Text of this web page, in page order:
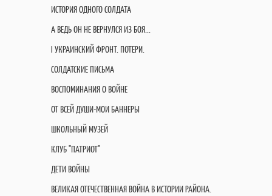
ИСТОРИЯ ОДНОГО СОЛДАТА
А ВЕДЬ ОН НЕ ВЕРНУЛСЯ ИЗ БОЯ...
I УКРАИНСКИЙ ФРОНТ. ПОТЕРИ.
СОЛДАТСКИЕ ПИСЬМА
ВОСПОМИНАНИЯ О ВОЙНЕ
ОТ ВСЕЙ ДУШИ-МОИ БАННЕРЫ
ШКОЛЬНЫЙ МУЗЕЙ
КЛУБ "ПАТРИОТ"
ДЕТИ ВОЙНЫ
ВЕЛИКАЯ ОТЕЧЕСТВЕННАЯ ВОЙНА В ИСТОРИИ РАЙОНА.